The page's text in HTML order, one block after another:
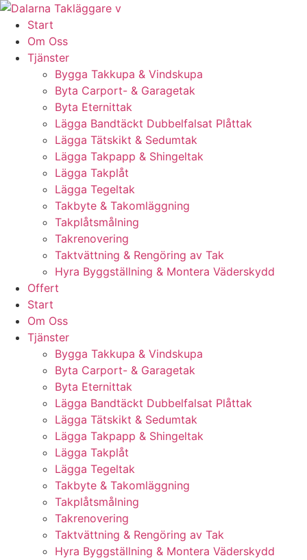
Skip
content
Start
Om Oss
Tjänster
Bygga Takkupa & Vindskupa
Byta Carport- & Garagetak
Byta Eternittak
Lägga Bandtäckt Dubbelfalsat Plåttak
Lägga Tätskikt & Sedumtak
Lägga Takpapp & Shingeltak
Lägga Takplåt
Lägga Tegeltak
Takbyte & Takomläggning
Takplåtsmålning
Takrenovering
Taktvättning & Rengöring av Tak
Hyra Byggställning & Montera Väderskydd
Offert
Start
Om Oss
Tjänster
Bygga Takkupa & Vindskupa
Byta Carport- & Garagetak
Byta Eternittak
Lägga Bandtäckt Dubbelfalsat Plåttak
Lägga Tätskikt & Sedumtak
Lägga Takpapp & Shingeltak
Lägga Takplåt
Lägga Tegeltak
Takbyte & Takomläggning
Takplåtsmålning
Takrenovering
Taktvättning & Rengöring av Tak
Hyra Byggställning & Montera Väderskydd